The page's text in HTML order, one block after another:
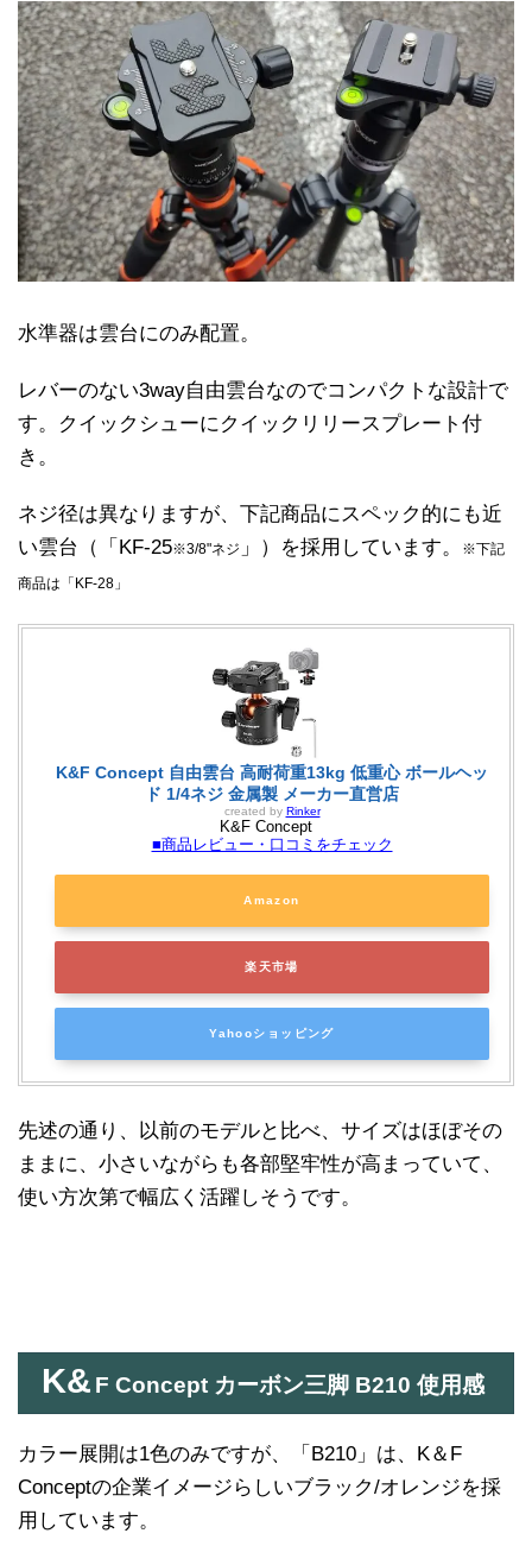
水準器は雲台にのみ配置。
レバーのない3way自由雲台なのでコンパクトな設計で
す。クイックシューにクイックリリースプレート付
き。
ネジ径は異なりますが、下記商品にスペック的にも近
い雲台（「KF-25※3/8"ネジ 」）を採用しています。 ※下記
商品は「KF-28」
K&F Concept 自由雲台 高耐荷重13kg 低重心 ボールヘッ
ド 1/4ネジ 金属製 メーカー直営店
created by Rinker
K&F Concept
■商品レビュー・口コミをチェック
Amazon
楽天市場
Yahooショッピング
先述の通り、以前のモデルと比べ、サイズはほぼその
ままに、小さいながらも各部堅牢性が高まっていて、
使い方次第で幅広く活躍しそうです。
K& F Concept カーボン三脚 B210 使用感
カラー展開は1色のみですが、「B210」は、K＆F
Conceptの企業イメージらしいブラック/オレンジを採
用しています。